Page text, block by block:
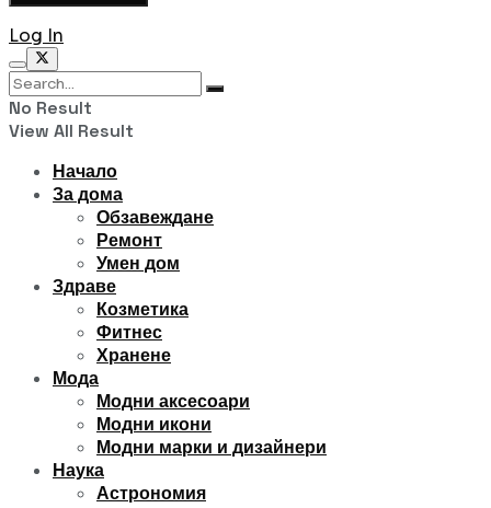
Log In
No Result
View All Result
Начало
За дома
Обзавеждане
Ремонт
Умен дом
Здраве
Козметика
Фитнес
Хранене
Мода
Модни аксесоари
Модни икони
Модни марки и дизайнери
Наука
Астрономия